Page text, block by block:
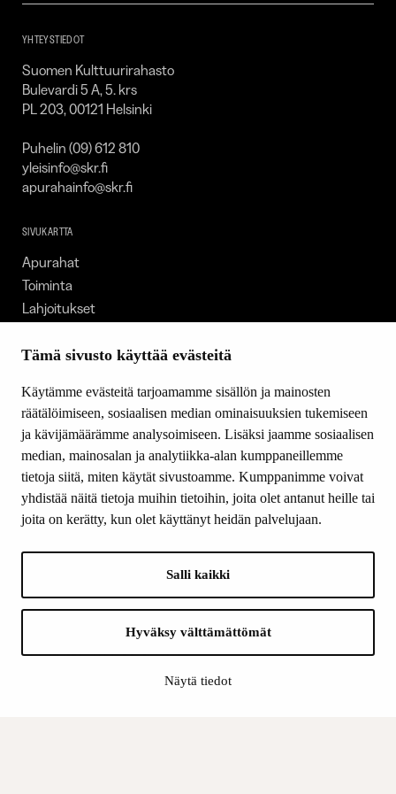
Tämä sivusto käyttää evästeitä
Käytämme evästeitä tarjoamamme sisällön ja mainosten
räätälöimiseen, sosiaalisen median ominaisuuksien tukemiseen
ja kävijämäärämme analysoimiseen. Lisäksi jaamme sosiaalisen
median, mainosalan ja analytiikka-alan kumppaneillemme
tietoja siitä, miten käytät sivustoamme. Kumppanimme voivat
yhdistää näitä tietoja muihin tietoihin, joita olet antanut heille tai
joita on kerätty, kun olet käyttänyt heidän palvelujaan.
Salli kaikki
Hyväksy välttämättömät
Näytä tiedot
YHTEYSTIEDOT
Suomen Kulttuurirahasto
Bulevardi 5 A, 5. krs
PL 203, 00121 Helsinki
Puhelin (09) 612 810
yleisinfo@skr.fi
apurahainfo@skr.fi
SIVUKARTTA
Apurahat
Toiminta
Lahjoitukset
Ajankohtaista
Yhteystiedot
SEURAA MEITÄ
Facebook
Instagram
LinkedIn
Suomen Kulttuurirahasto: